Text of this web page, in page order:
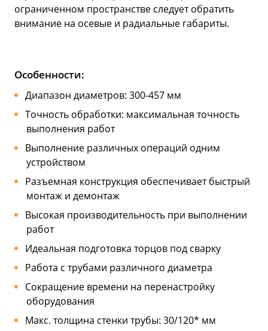
ограниченном пространстве следует обратить
внимание на осевые и радиальные габариты.
Особенности:
Диапазон диаметров: 300-457 мм
Точность обработки: максимальная точность
выполнения работ
Выполнение различных операций одним
устройством
Разъемная конструкция обеспечивает быстрый
монтаж и демонтаж
Высокая производительность при выполнении
работ
Идеальная подготовка торцов под сварку
Работа с трубами различного диаметра
Сокращение времени на перенастройку
оборудования
Макс. толщина стенки трубы: 30/120* мм